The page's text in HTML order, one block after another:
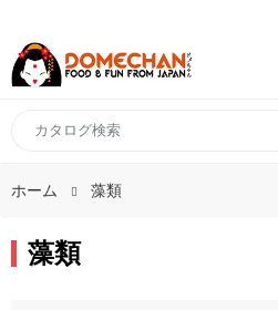
ホーム 藻類
藻類